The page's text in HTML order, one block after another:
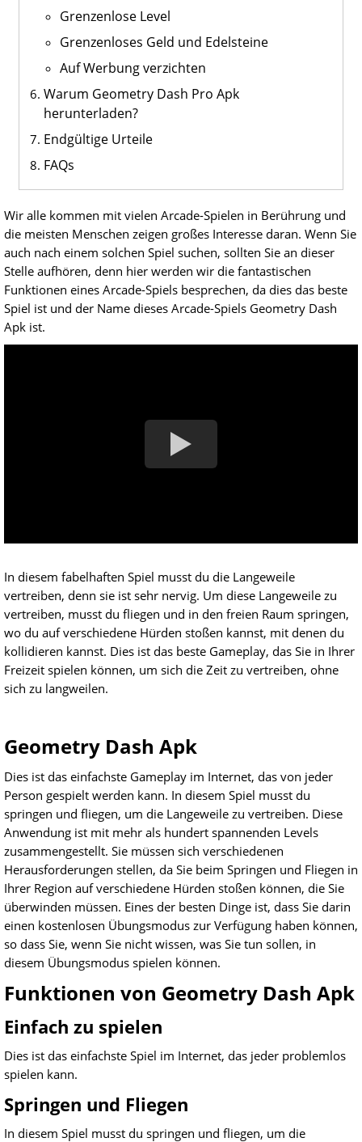
Grenzenlose Level
Grenzenloses Geld und Edelsteine
Auf Werbung verzichten
Warum Geometry Dash Pro Apk
herunterladen?
Endgültige Urteile
FAQs
Wir alle kommen mit vielen Arcade-Spielen in Berührung und
die meisten Menschen zeigen großes Interesse daran. Wenn Sie
auch nach einem solchen Spiel suchen, sollten Sie an dieser
Stelle aufhören, denn hier werden wir die fantastischen
Funktionen eines Arcade-Spiels besprechen, da dies das beste
Spiel ist und der Name dieses Arcade-Spiels Geometry Dash
Apk ist.
In diesem fabelhaften Spiel musst du die Langeweile
vertreiben, denn sie ist sehr nervig. Um diese Langeweile zu
vertreiben, musst du fliegen und in den freien Raum springen,
wo du auf verschiedene Hürden stoßen kannst, mit denen du
kollidieren kannst. Dies ist das beste Gameplay, das Sie in Ihrer
Freizeit spielen können, um sich die Zeit zu vertreiben, ohne
sich zu langweilen.
Geometry Dash Apk
Dies ist das einfachste Gameplay im Internet, das von jeder
Person gespielt werden kann. In diesem Spiel musst du
springen und fliegen, um die Langeweile zu vertreiben. Diese
Anwendung ist mit mehr als hundert spannenden Levels
zusammengestellt. Sie müssen sich verschiedenen
Herausforderungen stellen, da Sie beim Springen und Fliegen in
Ihrer Region auf verschiedene Hürden stoßen können, die Sie
überwinden müssen. Eines der besten Dinge ist, dass Sie darin
einen kostenlosen Übungsmodus zur Verfügung haben können,
so dass Sie, wenn Sie nicht wissen, was Sie tun sollen, in
diesem Übungsmodus spielen können.
Funktionen von Geometry Dash Apk
Einfach zu spielen
Dies ist das einfachste Spiel im Internet, das jeder problemlos
spielen kann.
Springen und Fliegen
In diesem Spiel musst du springen und fliegen, um die